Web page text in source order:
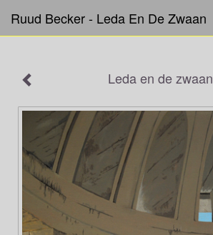
Ruud Becker - Leda En De Zwaan
Leda en de zwaan